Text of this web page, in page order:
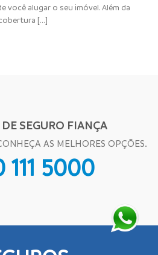
você alugar o seu imóvel. Além da
[...]
SEGURO FIANÇA
AS MELHORES OPÇÕES.
5000